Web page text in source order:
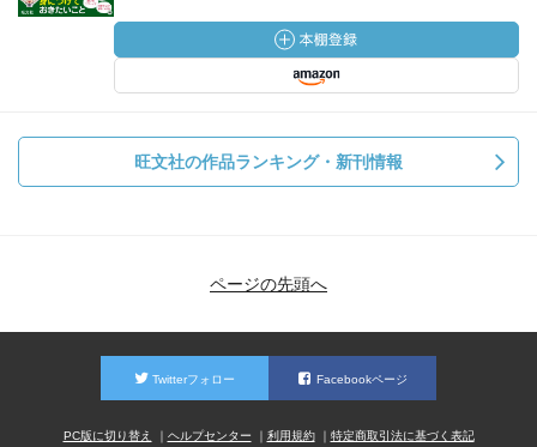
旺文社の作品ランキング・新刊情報
ページの先頭へ
Twitterフォロー Facebookページ
PC版に切り替え ヘルプセンター 利用規約 特定商取引法に基づく表記